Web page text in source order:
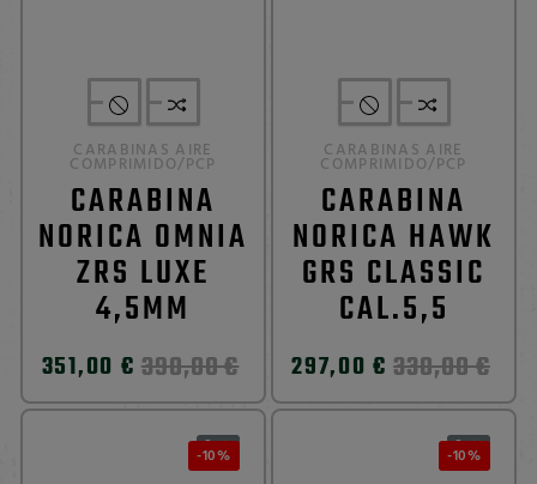
CARABINAS AIRE
COMPRIMIDO/PCP
CARABINA
NORICA OMNIA
ZRS LUXE
4,5MM
351,00 € 390,00 €
CARABINAS AIRE
COMPRIMIDO/PCP
CARABINA
NORICA HAWK
GRS CLASSIC
CAL.5,5
297,00 € 330,00 €
-10%
0  -10%
0 